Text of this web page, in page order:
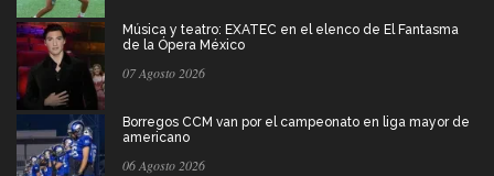
Música y teatro: EXATEC en el elenco de El Fantasma
de la Ópera México
07 Agosto 2026
Borregos CCM van por el campeonato en liga mayor de
americano
06 Agosto 2026